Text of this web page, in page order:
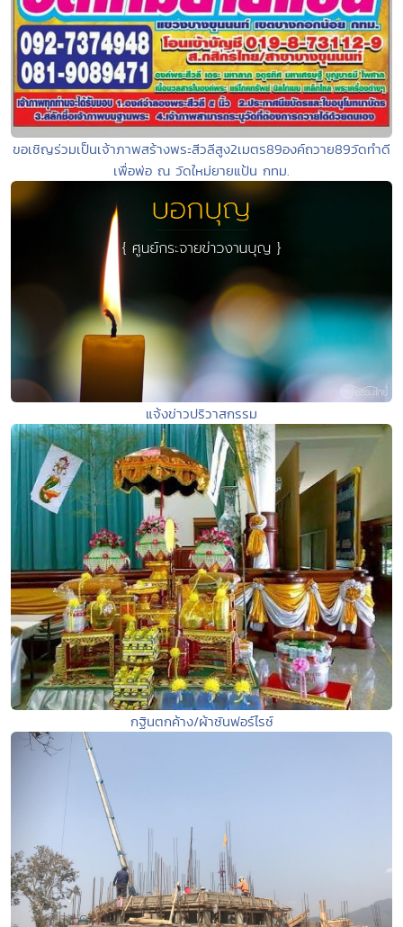
ขอเชิญร่วมเป็นเจ้าภาพสร้างพระสีวลีสูง2เมตร89องค์ถวาย89วัดทำดี
เพื่อพ่อ ณ วัดใหม่ยายแป้น กทม.
แจ้งข่าวปริวาสกรรม
กฐินตกค้าง/ผ้าซันฟอร์ไรซ์